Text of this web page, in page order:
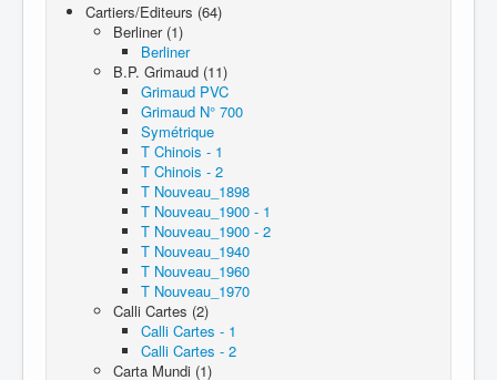
Cartiers/Editeurs (64)
Berliner (1)
Berliner
B.P. Grimaud (11)
Grimaud PVC
Grimaud N° 700
Symétrique
T Chinois - 1
T Chinois - 2
T Nouveau_1898
T Nouveau_1900 - 1
T Nouveau_1900 - 2
T Nouveau_1940
T Nouveau_1960
T Nouveau_1970
Calli Cartes (2)
Calli Cartes - 1
Calli Cartes - 2
Carta Mundi (1)